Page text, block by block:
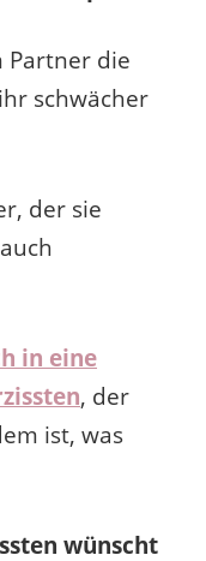
Partner die
schwächer
der sie
in eine
, der
ist, was
wünscht